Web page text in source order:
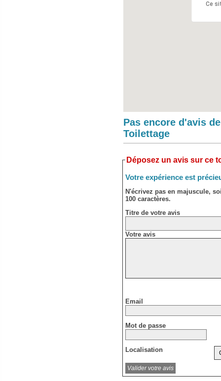
Ce
Pas encore d'avis
Toilettage
Déposez un avis sur ce
Votre expérience est
N'écrivez pas en majuscule,
100 caractères.
Titre de votre avis
Votre avis
Email
Mot de passe
Localisation